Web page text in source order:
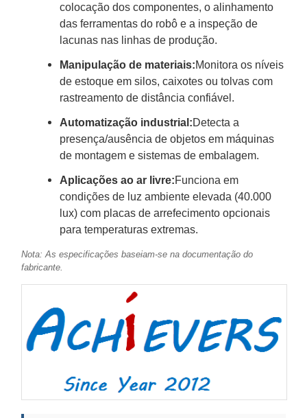
colocação dos componentes, o alinhamento
das ferramentas do robô e a inspeção de
lacunas nas linhas de produção.
Manipulação de materiais:Monitora os níveis
de estoque em silos, caixotes ou tolvas com
rastreamento de distância confiável.
Automatização industrial:Detecta a
presença/ausência de objetos em máquinas
de montagem e sistemas de embalagem.
Aplicações ao ar livre:Funciona em
condições de luz ambiente elevada (40.000
lux) com placas de arrefecimento opcionais
para temperaturas extremas.
Nota: As especificações baseiam-se na documentação do
fabricante.